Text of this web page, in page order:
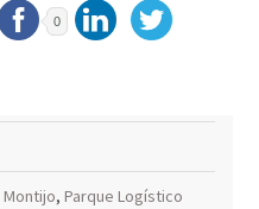
0
Montijo, Parque Logístico